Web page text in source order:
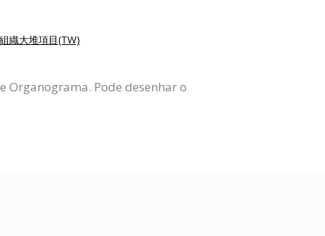
組織大堆項目(TW)
Organograma. Pode desenhar o